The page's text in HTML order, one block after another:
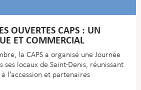
OUVERTES CAPS : UN
ET COMMERCIAL
la CAPS a organisé une Journée
ses locaux de Saint-Denis, réunissant
l’accession et partenaires